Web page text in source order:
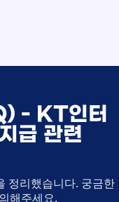
- KT인터
급 관련
정리했습니다. 궁금한
해주세요.